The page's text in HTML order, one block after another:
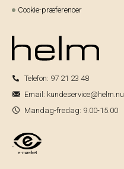
Cookie-præferencer
Telefon: 97 21 23 48
Email: kundeservice@helm.nu
Mandag-fredag: 9.00-15.00